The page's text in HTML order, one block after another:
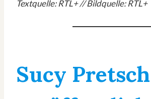
Textquelle: RTL+ // Bildquelle: RTL+
Sucy Pretsch